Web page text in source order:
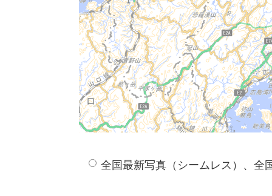
全国最新写真（シームレス）、全